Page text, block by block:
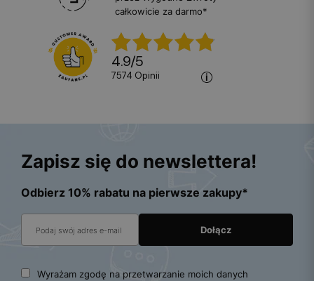
całkowicie za darmo*
4.9/5
7574 opinii
Zapisz się do newslettera!
Odbierz 10% rabatu na pierwsze zakupy*
Wyrażam zgodę na przetwarzanie moich danych